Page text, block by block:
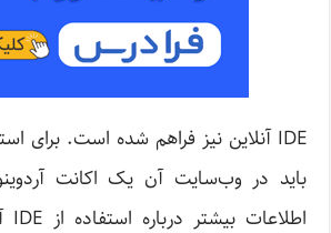
باید در وب‌سایت آن یک اکانت
اطلاعات بیشتر درباره استفاده از IDE آنلاین،